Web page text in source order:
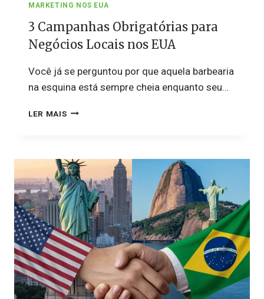
MARKETING NOS EUA
3 Campanhas Obrigatórias para
Negócios Locais nos EUA
Você já se perguntou por que aquela barbearia
na esquina está sempre cheia enquanto seu…
LER MAIS3
NEGÓCIOS
LOCAIS
NOS
EUA